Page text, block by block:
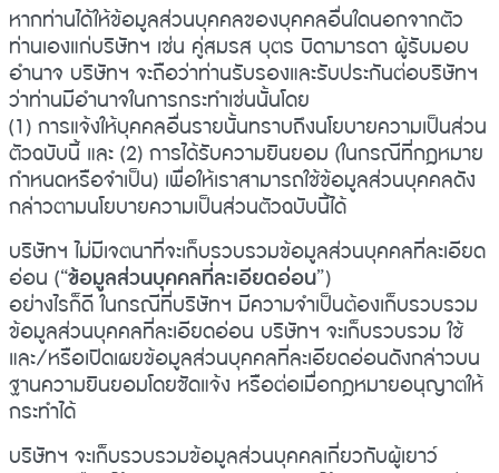
หากท่านได้ให้ข้อมูลส่วนบุคคลของบุคคลอื่นใดนอกจากตัว
ท่านเองแก่บริษัทฯ เช่น คู่สมรส บุตร บิดามารดา ผู้รับมอบ
อำนาจ บริษัทฯ จะถือว่าท่านรับรองและรับประกันต่อบริษัทฯ
ว่าท่านมีอำนาจในการกระทำเช่นนั้นโดย
(1) การแจ้งให้บุคคลอื่นรายนั้นทราบถึงนโยบายความเป็นส่วน
ตัวฉบับนี้ และ (2) การได้รับความยินยอม (ในกรณีที่กฎหมาย
กำหนดหรือจำเป็น) เพื่อให้เราสามารถใช้ข้อมูลส่วนบุคคลดัง
กล่าวตามนโยบายความเป็นส่วนตัวฉบับนี้ได้
บริษัทฯ ไม่มีเจตนาที่จะเก็บรวบรวมข้อมูลส่วนบุคคลที่ละเอียด
อ่อน (“ข้อมูลส่วนบุคคลที่ละเอียดอ่อน”)
อย่างไรก็ดี ในกรณีที่บริษัทฯ มีความจำเป็นต้องเก็บรวบรวม
ข้อมูลส่วนบุคคลที่ละเอียดอ่อน บริษัทฯ จะเก็บรวบรวม ใช้
และ/หรือเปิดเผยข้อมูลส่วนบุคคลที่ละเอียดอ่อนดังกล่าวบน
ฐานความยินยอมโดยชัดแจ้ง หรือต่อเมื่อกฎหมายอนุญาตให้
กระทำได้
บริษัทฯ จะเก็บรวบรวมข้อมูลส่วนบุคคลเกี่ยวกับผู้เยาว์